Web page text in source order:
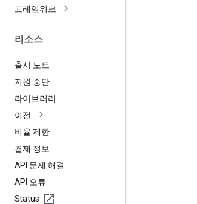
프레임워크
리소스
출시 노트
지원 중단
라이브러리
이전
비율 제한
결제 정보
API 문제 해결
API 오류
Status